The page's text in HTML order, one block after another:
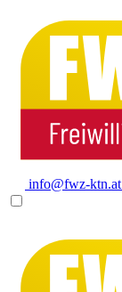
info@fwz-ktn.at